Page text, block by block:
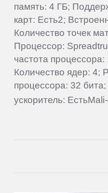
память: 4 ГБ;
карт: Есть2;
Количество точек
Процессор:
частота
Количество ядер: 4;
процессора: 32
ускоритель:
4Good
Acer